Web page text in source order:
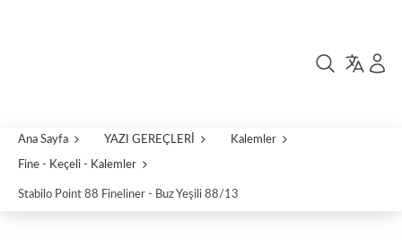
Ana Sayfa YAZI GEREÇLERİ Kalemler
Fine - Keçeli - Kalemler
Stabilo Point 88 Fineliner - Buz Yeşili 88/13